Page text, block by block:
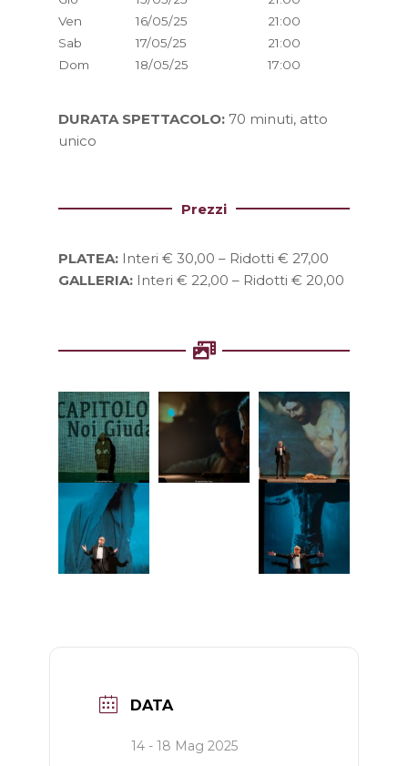
Ven
16/05/25
21:00
Sab
17/05/25
21:00
Dom
18/05/25 17:00
DURATA SPETTACOLO: 70 minuti, atto
unico
Prezzi
PLATEA: Interi € 30,00 – Ridotti € 27,00
GALLERIA: Interi € 22,00 – Ridotti € 20,00
DATA
14 - 18 Mag 2025